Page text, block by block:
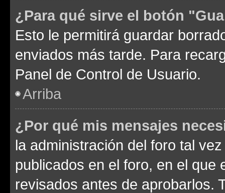
¿Para qué sirve el botón
Esto le permitirá guardar
enviados más tarde. Para
Panel de Control de Usuario.
Arriba
¿Por qué mis mensajes
la administración del foro tal
publicados en el foro, en el
revisados antes de aprobarlos.